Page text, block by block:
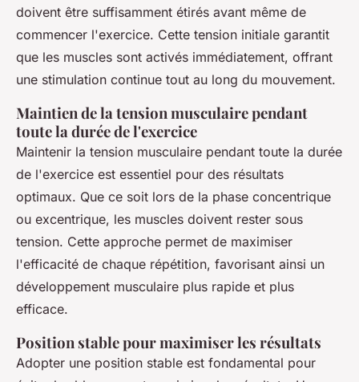
doivent être suffisamment étirés avant même de
commencer l'exercice. Cette tension initiale garantit
que les muscles sont activés immédiatement, offrant
une stimulation continue tout au long du mouvement.
Maintien de la tension musculaire pendant
toute la durée de l'exercice
Maintenir la tension musculaire pendant toute la durée
de l'exercice est essentiel pour des résultats
optimaux. Que ce soit lors de la phase concentrique
ou excentrique, les muscles doivent rester sous
tension. Cette approche permet de maximiser
l'efficacité de chaque répétition, favorisant ainsi un
développement musculaire plus rapide et plus
efficace.
Position stable pour maximiser les résultats
Adopter une position stable est fondamental pour